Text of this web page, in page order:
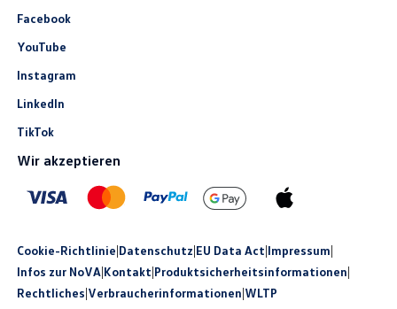
Facebook
YouTube
Instagram
LinkedIn
TikTok
Wir akzeptieren
Cookie-Richtlinie|Datenschutz|EU Data Act|Impressum|
Infos zur NoVA|Kontakt|Produkt­sicherheits­informationen|
Rechtliches|Verbraucherinformationen|WLTP